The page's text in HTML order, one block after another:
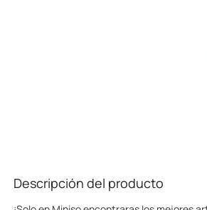
Descripción del producto